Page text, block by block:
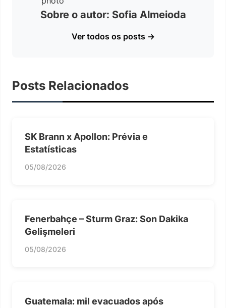
Sobre o autor: Sofia Almeioda
Ver todos os posts →
Posts Relacionados
SK Brann x Apollon: Prévia e
Estatísticas
05/08/2026
Fenerbahçe – Sturm Graz: Son Dakika
Gelişmeleri
05/08/2026
Guatemala: mil evacuados após